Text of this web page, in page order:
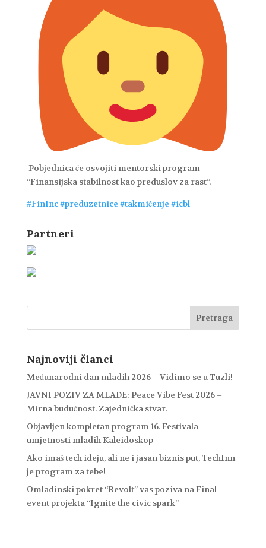
Pobjednica će osvojiti mentorski program
“Finansijska stabilnost kao preduslov za rast”.
#FinInc#preduzetnice#takmičenje#icbl
Partneri
Najnoviji članci
Međunarodni dan mladih 2026 – Vidimo se u Tuzli!
JAVNI POZIV ZA MLADE: Peace Vibe Fest 2026 –
Mirna budućnost. Zajednička stvar.
Objavljen kompletan program 16. Festivala
umjetnosti mladih Kaleidoskop
Ako imaš tech ideju, ali ne i jasan biznis put, TechInn
je program za tebe!
Omladinski pokret “Revolt” vas poziva na Final
event projekta “Ignite the civic spark”